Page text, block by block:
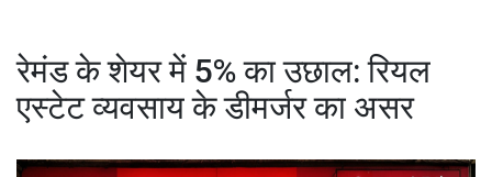
रेमंड के शेयर में 5% का उछाल: रियल
एस्टेट व्यवसाय के डीमर्जर का असर